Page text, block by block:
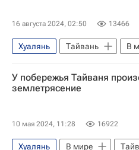
16 августа 2024, 02:50 13466
Хуалянь Тайвань В
У побережья Тайваня
землетрясение
10 мая 2024, 11:28 16922
Хуалянь В мире